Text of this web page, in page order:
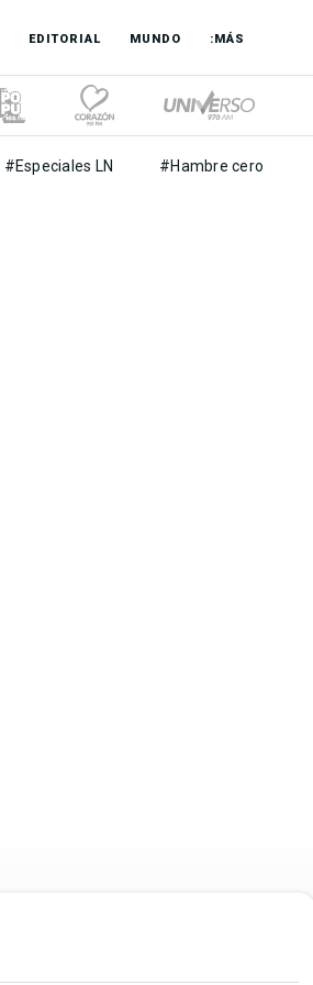
EDITORIAL MUNDO :MÁS
#Especiales LN #Hambre cero